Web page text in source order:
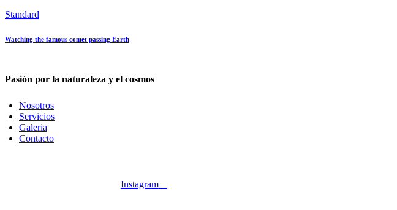
Standard
Watching the famous comet passing Earth
Pasión por la naturaleza y el cosmos
Nosotros
Servicios
Galeria
Contacto
Instagram